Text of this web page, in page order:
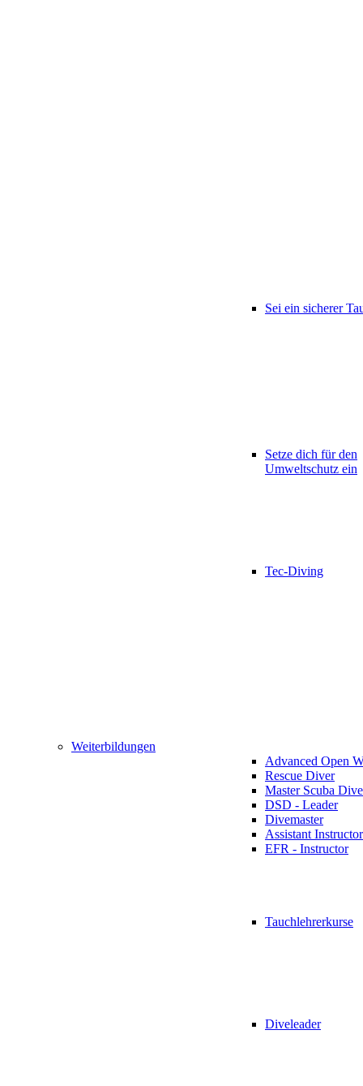
Sei ein sicherer
Setze dich für den
Umweltschutz ein
Tec-Diving
Weiterbildungen
Advanced Open
Rescue Diver
Master Scuba
DSD - Leader
Divemaster
Assistant Instructor
EFR - Instructor
Tauchlehrerkurse
Diveleader